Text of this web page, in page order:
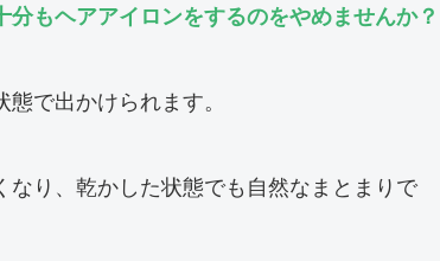
分もヘアアイロンをするのをやめませんか？
で出かけられます。
り、乾かした状態でも自然なまとまりで